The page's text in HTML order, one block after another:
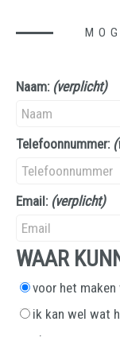
Naam: (verplicht)
Telefoonnummer:
Email: (verplicht)
WAAR
voor het maken
ik kan wel wat